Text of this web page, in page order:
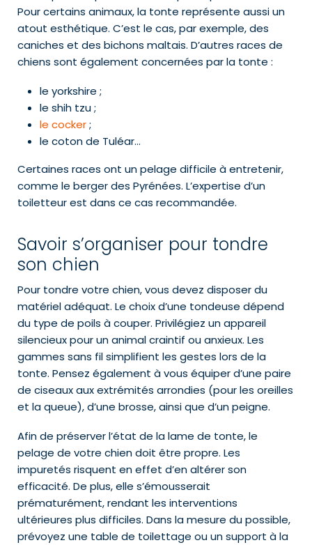
Pour certains animaux, la tonte représente aussi un
atout esthétique. C’est le cas, par exemple, des
caniches et des bichons maltais. D’autres races de
chiens sont également concernées par la tonte :
le yorkshire ;
le shih tzu ;
le cocker;
le coton de Tuléar…
Certaines races ont un pelage difficile à entretenir,
comme le berger des Pyrénées. L’expertise d’un
toiletteur est dans ce cas recommandée.
Savoir s’organiser pour tondre
son chien
Pour tondre votre chien, vous devez disposer du
matériel adéquat. Le choix d’une tondeuse dépend
du type de poils à couper. Privilégiez un appareil
silencieux pour un animal craintif ou anxieux. Les
gammes sans fil simplifient les gestes lors de la
tonte. Pensez également à vous équiper d’une paire
de ciseaux aux extrémités arrondies (pour les oreilles
et la queue), d’une brosse, ainsi que d’un peigne.
Afin de préserver l’état de la lame de tonte, le
pelage de votre chien doit être propre. Les
impuretés risquent en effet d’en altérer son
efficacité. De plus, elle s’émousserait
prématurément, rendant les interventions
ultérieures plus difficiles. Dans la mesure du possible,
prévoyez une table de toilettage ou un support à la